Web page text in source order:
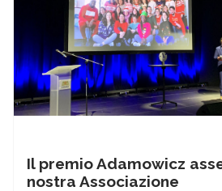
Il premio Adamowicz
nostra Associazione